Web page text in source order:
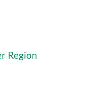
Region